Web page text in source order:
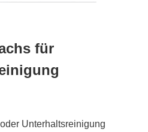
für
Unterhaltsreinigung